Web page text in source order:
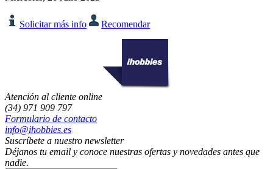
Solicitar más info Recomendar
Atención al cliente online
(34) 971 909 797
Formulario de contacto
info@ihobbies.es
Suscríbete a nuestro newsletter
Déjanos tu email y conoce nuestras ofertas y novedades antes que
nadie.